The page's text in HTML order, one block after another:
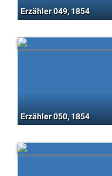
Erzähler 049, 1854
Erzähler 050, 1854